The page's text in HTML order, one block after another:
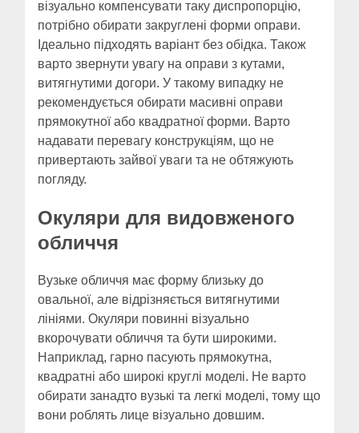
візуально компенсувати таку диспропорцію,
потрібно обирати закруглені форми оправи.
Ідеально підходять варіант без обідка. Також
варто звернути увагу на оправи з кутами,
витягнутими догори. У такому випадку не
рекомендується обирати масивні оправи
прямокутної або квадратної форми. Варто
надавати перевагу конструкціям, що не
привертають зайвої уваги та не обтяжують
погляду.
Окуляри для видовженого
обличчя
Вузьке обличчя має форму близьку до
овальної, але відрізняється витягнутими
лініями. Окуляри повинні візуально
вкорочувати обличчя та бути широкими.
Наприклад, гарно пасують прямокутна,
квадратні або широкі круглі моделі. Не варто
обирати занадто вузькі та легкі моделі, тому що
вони роблять лице візуально довшим.